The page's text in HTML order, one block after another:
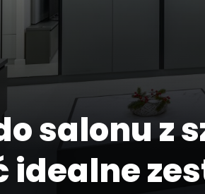
salonu z
idealne